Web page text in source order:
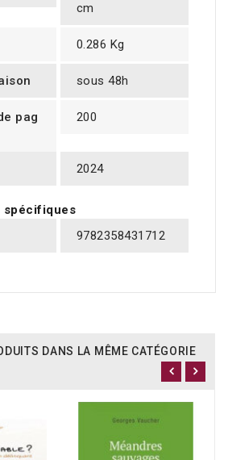
cm
0.286 Kg
sous 48h
pag
200
2024
spécifiques
9782358431712
DANS LA MÊME CATÉGORIE